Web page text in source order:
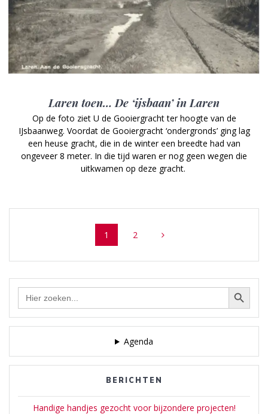
Laren toen… De ‘ijsbaan’ in Laren
Op de foto ziet U de Gooiergracht ter hoogte van de
IJsbaanweg. Voordat de Gooiergracht ‘ondergronds’ ging lag
een heuse gracht, die in de winter een breedte had van
ongeveer 8 meter. In die tijd waren er nog geen wegen die
uitkwamen op deze gracht.
navigation
Page
1 Page
2
Zoek Zoekknop
Agenda
BERICHTEN
Handige handjes gezocht voor bijzondere projecten!